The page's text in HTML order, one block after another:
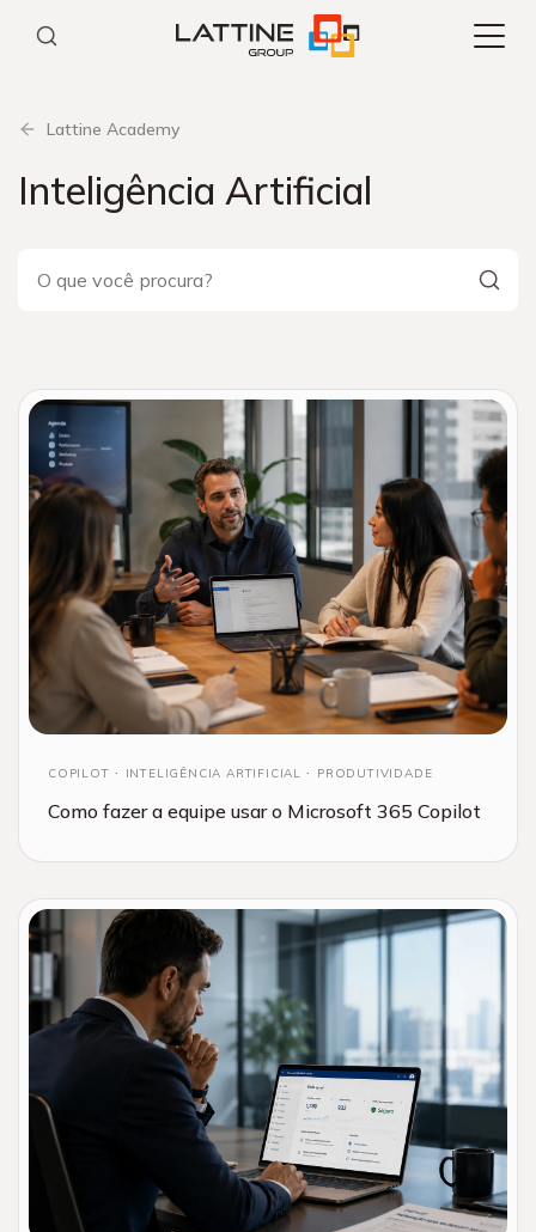
Lattine Academy
Inteligência Artificial
COPILOT INTELIGÊNCIA ARTIFICIAL PRODUTIVIDADE
Como fazer a equipe usar o Microsoft 365 Copilot